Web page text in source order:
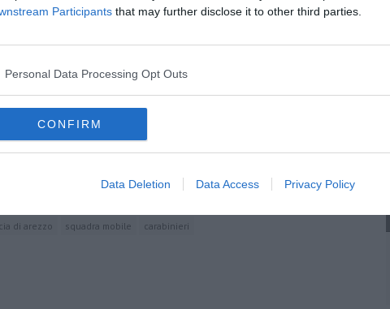
Participants that may further disclose it to other third parties.
Personal Data Processing Opt Outs
CONFIRM
Data Deletion Data Access Privacy Policy
della Toscana iscriviti allaNewsletter QUInews - ToscanaMedia.
nella tua casella di posta.
voucher
di arezzo squadra mobile carabinieri